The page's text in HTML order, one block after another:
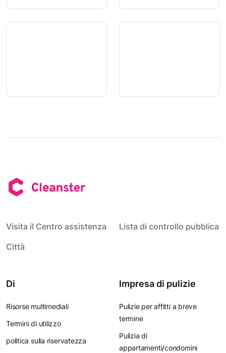
Visita il Centro assistenza
Lista di controllo pubblica
Città
Di
Risorse multimediali
Termini di utilizzo
politica sulla riservatezza
Impresa di pulizie
Pulizie per affitti a breve
termine
Pulizia di
appartamenti/condomini